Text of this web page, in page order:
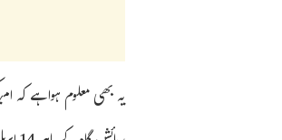
یہ بھی معلوم ہوا ہے